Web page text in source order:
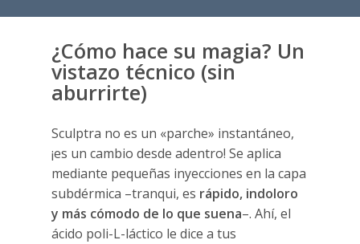
¿Cómo hace su magia? Un
vistazo técnico (sin
aburrirte)
Sculptra no es un «parche» instantáneo,
¡es un cambio desde adentro! Se aplica
mediante pequeñas inyecciones en la capa
subdérmica –tranqui, es rápido, indoloro
y más cómodo de lo que suena–. Ahí, el
ácido poli-L-láctico le dice a tus